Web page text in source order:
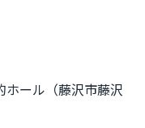
ホール（藤沢市藤沢